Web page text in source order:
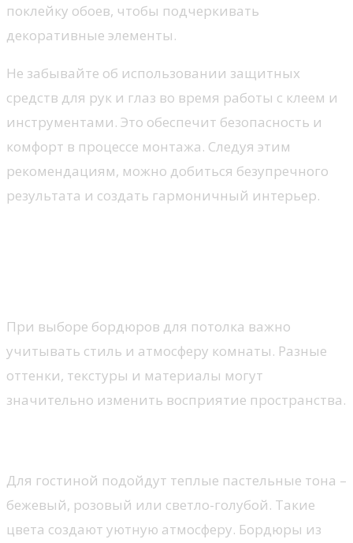
поклейку обоев, чтобы подчеркивать
декоративные элементы.
Не забывайте об использовании защитных
средств для рук и глаз во время работы с клеем и
инструментами. Это обеспечит безопасность и
комфорт в процессе монтажа. Следуя этим
рекомендациям, можно добиться безупречного
результата и создать гармоничный интерьер.
При выборе бордюров для потолка важно
учитывать стиль и атмосферу комнаты. Разные
оттенки, текстуры и материалы могут
значительно изменить восприятие пространства.
Для гостиной подойдут теплые пастельные тона –
бежевый, розовый или светло-голубой. Такие
цвета создают уютную атмосферу. Бордюры из